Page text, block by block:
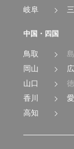
岐阜
中国・四国
鳥取
岡山
山口
香川
高知